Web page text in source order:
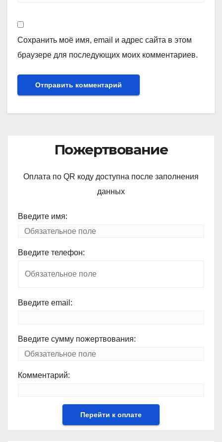
Сохранить моё имя, email и адрес сайта в этом
браузере для последующих моих комментариев.
Пожертвование
Оплата по QR коду доступна после заполнения
данных
Введите имя:
Введите телефон:
Введите email:
Введите сумму пожертвования:
Комментарий: